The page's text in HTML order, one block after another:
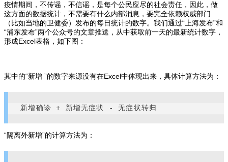
疫情期间，不传谣，不信谣，是每个公民应尽的社会责任，因此，做
这方面的数据统计，不需要有什么内部消息，要完全依赖权威部门
（比如当地的卫健委）发布的每日统计的数字。我们通过“上海发布”和
“浦东发布”两个公众号的文章推送，从中获取前一天的最新统计数字，
形成Excel表格，如下图：
其中的“新增 ”的数字来源没有在Excel中体现出来，具体计算方法为：
新增确诊 + 新增无症状 - 无症状转归
“隔离外新增”的计算方法为：